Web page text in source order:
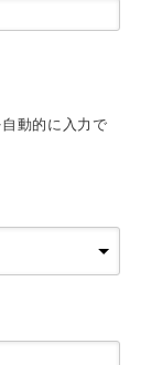
動的に入力で